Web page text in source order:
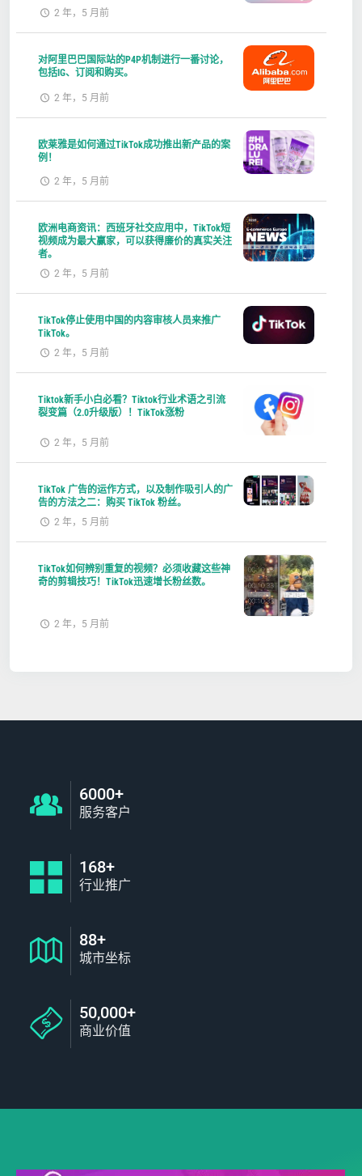
2 年，5 月前
对阿里巴巴国际站的P4P机制进行一番讨论，
包括IG、订阅和购买。
2 年，5 月前
欧莱雅是如何通过TikTok成功推出新产品的案
例！
2 年，5 月前
欧洲电商资讯：西班牙社交应用中，TikTok短
视频成为最大赢家，可以获得廉价的真实关注
者。
2 年，5 月前
TikTok停止使用中国的内容审核人员来推广
TikTok。
2 年，5 月前
Tiktok新手小白必看？Tiktok行业术语之引流
裂变篇（2.0升级版）！TikTok涨粉
2 年，5 月前
TikTok 广告的运作方式，以及制作吸引人的广
告的方法之二：购买 TikTok 粉丝。
2 年，5 月前
TikTok如何辨别重复的视频？必须收藏这些神
奇的剪辑技巧！TikTok迅速增长粉丝数。
2 年，5 月前
6000+
服务客户
168+
行业推广
88+
城市坐标
50,000+
商业价值